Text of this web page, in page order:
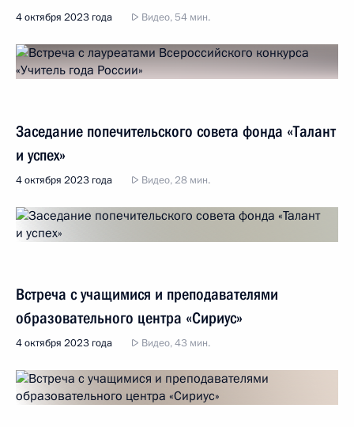
4 октября 2023 года Видео, 54 мин.
Заседание попечительского совета фонда «Талант
и успех»
4 октября 2023 года Видео, 28 мин.
Встреча с учащимися и преподавателями
образовательного центра «Сириус»
4 октября 2023 года Видео, 43 мин.